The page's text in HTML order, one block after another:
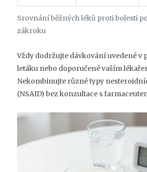
Srovnání běžných léků proti bolesti
zákroku
Vždy dodržujte dávkování uvedené v
letáku nebo doporučené vaším
Nekombinujte různé typy
(NSAID) bez konzultace s